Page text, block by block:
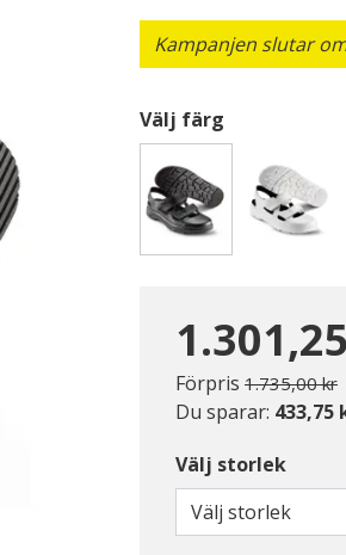
Kampanjen slutar
Välj färg
Förpris Pris nedsatt
1.735,00 krtill
Du sparar: 433,75
Välj storlek
Välj storlek